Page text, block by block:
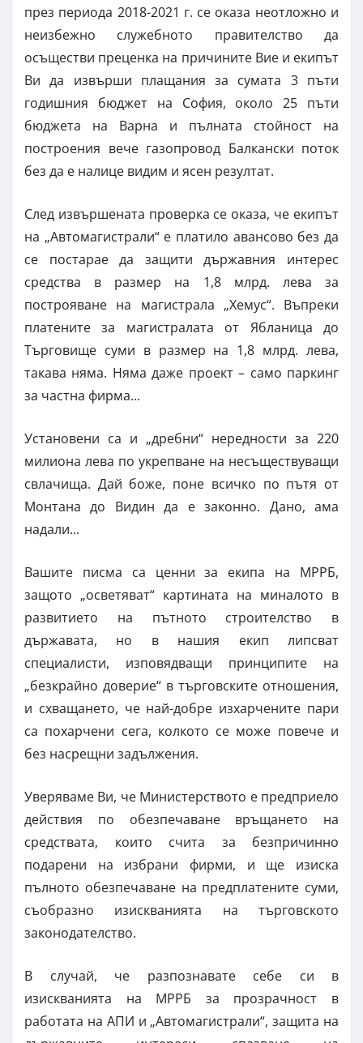
през периода 2018-2021 г. се оказа неотложно и
неизбежно служебното правителство да
осъществи преценка на причините Вие и екипът
Ви да извърши плащания за сумата 3 пъти
годишния бюджет на София, около 25 пъти
бюджета на Варна и пълната стойност на
построения вече газопровод Балкански поток
без да е налице видим и ясен резултат.
След извършената проверка се оказа, че екипът
на „Автомагистрали“ е платило авансово без да
се постарае да защити държавния интерес
средства в размер на 1,8 млрд. лева за
построяване на магистрала „Хемус“. Въпреки
платените за магистралата от Ябланица до
Търговище суми в размер на 1,8 млрд. лева,
такава няма. Няма даже проект – само паркинг
за частна фирма...
Установени са и „дребни“ нередности за 220
милиона лева по укрепване на несъществуващи
свлачища. Дай боже, поне всичко по пътя от
Монтана до Видин да е законно. Дано, ама
надали...
Вашите писма са ценни за екипа на МРРБ,
защото „осветяват“ картината на миналото в
развитието на пътното строителство в
държавата, но в нашия екип липсват
специалисти, изповядващи принципите на
„безкрайно доверие“ в търговските отношения,
и схващането, че най-добре изхарчените пари
са похарчени сега, колкото се може повече и
без насрещни задължения.
Уверяваме Ви, че Министерството е предприело
действия по обезпечаване връщането на
средствата, които счита за безпричинно
подарени на избрани фирми, и ще изиска
пълното обезпечаване на предплатените суми,
съобразно изискванията на търговското
законодателство.
В случай, че разпознавате себе си в
изискванията на МРРБ за прозрачност в
работата на АПИ и „Автомагистрали“, защита на